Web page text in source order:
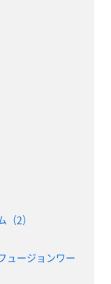
2）
ュージョンワー